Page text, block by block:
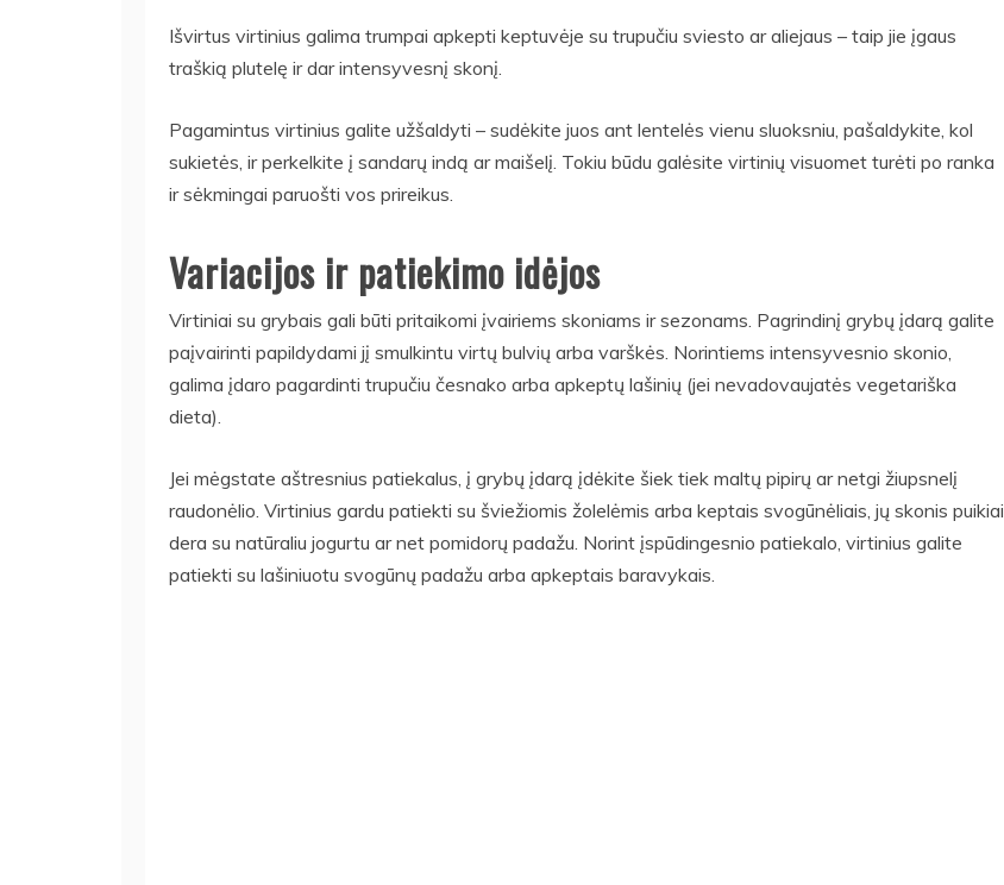
Išvirtus virtinius galima trumpai apkepti keptuvėje su trupučiu sviesto ar aliejaus – taip jie įgaus
traškią plutelę ir dar intensyvesnį skonį.
Pagamintus virtinius galite užšaldyti – sudėkite juos ant lentelės vienu sluoksniu, pašaldykite, kol
sukietės, ir perkelkite į sandarų indą ar maišelį. Tokiu būdu galėsite virtinių visuomet turėti po ranka
ir sėkmingai paruošti vos prireikus.
Variacijos ir patiekimo idėjos
Virtiniai su grybais gali būti pritaikomi įvairiems skoniams ir sezonams. Pagrindinį grybų įdarą galite
paįvairinti papildydami jį smulkintu virtų bulvių arba varškės. Norintiems intensyvesnio skonio,
galima įdaro pagardinti trupučiu česnako arba apkeptų lašinių (jei nevadovaujatės vegetariška
dieta).
Jei mėgstate aštresnius patiekalus, į grybų įdarą įdėkite šiek tiek maltų pipirų ar netgi žiupsnelį
raudonėlio. Virtinius gardu patiekti su šviežiomis žolelėmis arba keptais svogūnėliais, jų skonis puikiai
dera su natūraliu jogurtu ar net pomidorų padažu. Norint įspūdingesnio patiekalo, virtinius galite
patiekti su lašiniuotu svogūnų padažu arba apkeptais baravykais.